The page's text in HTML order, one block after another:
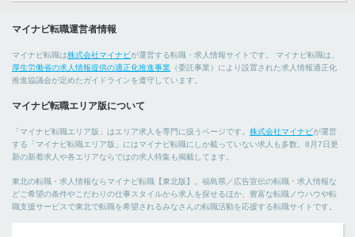
マイナビ転職運営者情報
マイナビ転職は株式会社マイナビが運営する転職・求人情報サイトです。 マイナビ転職は、
厚生労働省の求人情報提供の適正化推進事業 （委託事業）により設置された求人情報適正化
推進協議会が定めたガイドラインを遵守しています。
マイナビ転職エリア版について
「マイナビ転職エリア版」はエリア求人を専門に扱うページです。 株式会社マイナビが運営
する「マイナビ転職エリア版」にはマイナビ転職にしか載っていない求人も多数。8月7日更
新の新着求人や各エリアならではの求人特集も掲載してます。
東北の転職・求人情報ならマイナビ転職【東北版】。福島県／広告宣伝の転職・求人情報な
どご希望の条件やこだわりの仕事スタイルから求人を探せるほか、豊富な転職ノウハウや転
職支援サービスで東北で転職を希望されるみなさんの転職活動を応援する転職サイトです。